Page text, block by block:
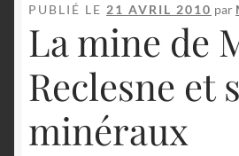
Nouveautés
Nouveautés
PUBLIÉ LE 21 AVRIL 2010 par
La mine de
Reclesne et
minéraux